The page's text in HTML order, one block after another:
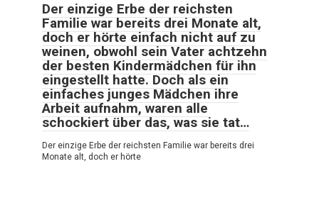
Der einzige Erbe der reichsten
Familie war bereits drei Monate alt,
doch er hörte einfach nicht auf zu
weinen, obwohl sein Vater achtzehn
der besten Kindermädchen für ihn
eingestellt hatte. Doch als ein
einfaches junges Mädchen ihre
Arbeit aufnahm, waren alle
schockiert über das, was sie tat…
Der einzige Erbe der reichsten Familie war bereits drei
Monate alt, doch er hörte